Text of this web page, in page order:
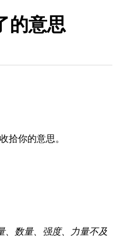
的意思
拾你的意思。
、数量、强度、力量不及